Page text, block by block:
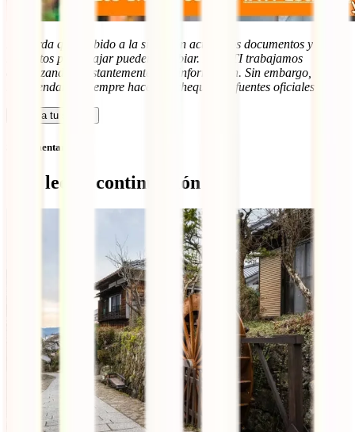
Recuerda que, debido a la situación actual, los documentos y
requisitos para viajar pueden cambiar. En IATI trabajamos
actualizando constantemente esta información. Sin embargo,
recomendamos siempre hacer un chequeo en fuentes oficiales.
Calcula tu seguro
Sin comentarios
Qué leer a continuación